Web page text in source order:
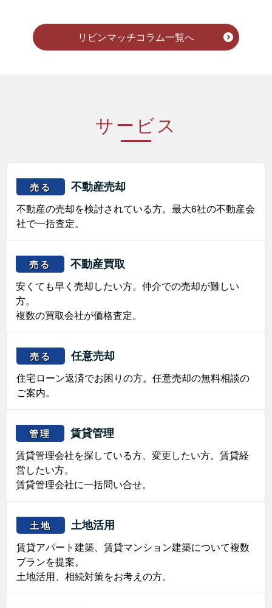
リビンマッチコラム一覧へ
サービス
売る 不動産売却
不動産の売却を検討されている方。最大6社の不動産会
社で一括査定。
売る 不動産買取
安くても早く売却したい方。仲介での売却が難しい
方。
複数の買取会社が価格査定。
売る 任意売却
住宅ローン返済でお困りの方。任意売却の無料相談の
ご案内。
管理 賃貸管理
賃貸管理会社を探している方、変更したい方。賃貸経
営したい方。
賃貸管理会社に一括問い合せ。
土地 土地活用
賃貸アパート建築、賃貸マンション建築について複数
プランを提案。
土地活用、相続対策をお考えの方。